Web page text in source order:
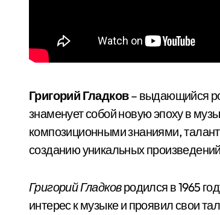
Григорий Гладков– выдающийся
знаменует собой новую эпоху в
композиционными знаниями,
созданию уникальных
Григорий Гладковродился в 1965
интерес к музыке и проявил свои